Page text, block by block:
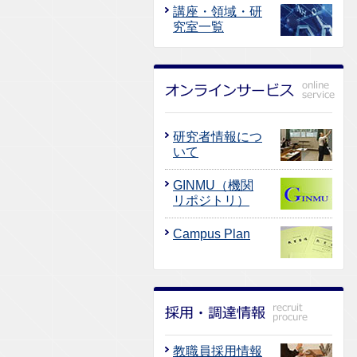
講座・領域・研
究室一覧
研究者情報につ
いて
GINMU（機関
リポジトリ）
Campus Plan
教職員採用情報